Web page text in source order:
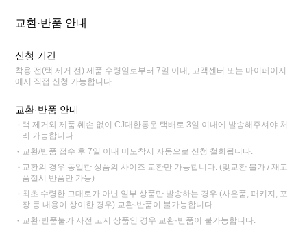
교환·반품 안내
신청 기간
착용 전(택 제거 전) 제품 수령일로부터 7일 이내, 고객센터 또는 마이페이지
에서 직접 신청 가능합니다.
교환·반품 안내
택 제거와 제품 훼손 없이 CJ대한통운 택배로 3일 이내에 발송해주셔야 처
리 가능합니다.
교환/반품 접수 후 7일 이내 미도착시 자동으로 신청 철회됩니다.
교환의 경우 동일한 상품의 사이즈 교환만 가능합니다. (맞교환 불가 / 재고
품절시 반품만 가능)
최초 수령한 그대로가 아닌 일부 상품만 발송하는 경우 (사은품, 패키지, 포
장 등 내용이 상이한 경우) 교환·반품이 불가능합니다.
교환·반품불가 사전 고지 상품인 경우 교환·반품이 불가능합니다.